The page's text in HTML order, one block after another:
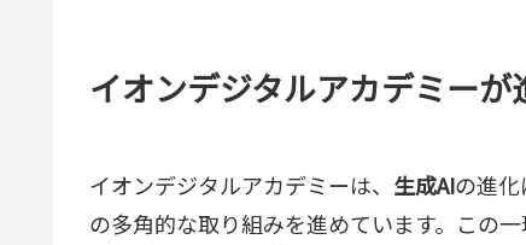
イオンデジタルアカデミー
イオンデジタルアカデミーは、 生成AIの進
の多角的な取り組みを進めています。この一